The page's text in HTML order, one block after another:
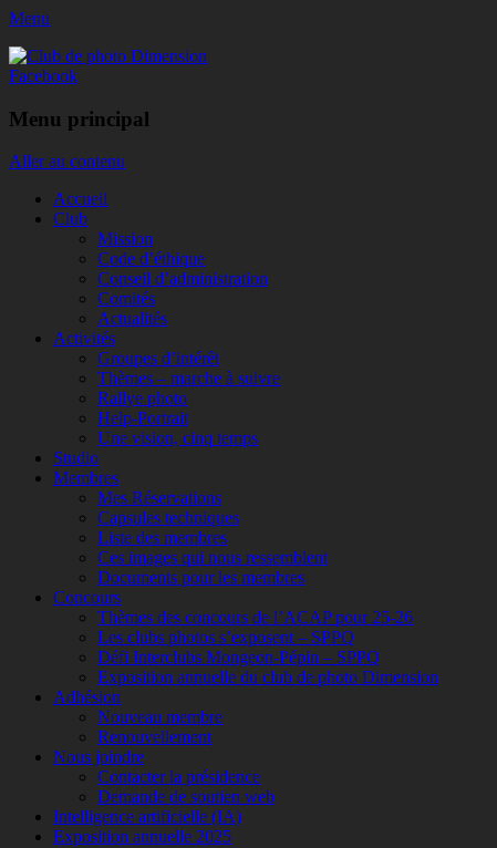
Menu
Club de photo Dimension
Facebook
Menu principal
Aller au contenu
Accueil
Club
Mission
Code d’éthique
Conseil d’administration
Comités
Actualités
Activités
Groupes d’intérêt
Thèmes – marche à suivre
Rallye photo
Help-Portrait
Une vision, cinq temps
Studio
Membres
Mes Réservations
Capsules techniques
Liste des membres
Ces images qui nous ressemblent
Documents pour les membres
Concours
Thèmes des concours de l’ACAP pour 25-26
Les clubs photos s’exposent – SPPQ
Défi Interclubs Mongeon-Pépin – SPPQ
Exposition annuelle du club de photo Dimension
Adhésion
Nouveau membre
Renouvellement
Nous joindre
Contacter la présidence
Demande de soutien web
Intelligence artificielle (IA)
Exposition annuelle 2025